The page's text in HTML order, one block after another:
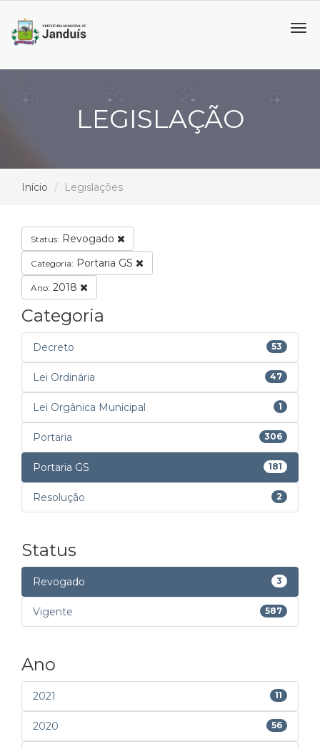
LEGISLAÇÃO
Início Legislações
Status: Revogado
Categoria: Portaria GS
Ano: 2018
Categoria
Decreto 53
Lei Ordinária 47
Lei Orgânica Municipal 1
Portaria 306
Portaria GS 181
Resolução 2
Status
Revogado 3
Vigente 587
Ano
2021 11
2020 56